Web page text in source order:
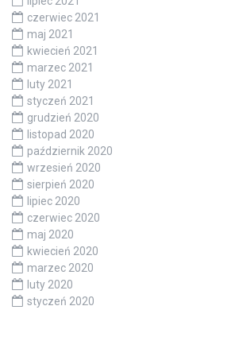
czerwiec 2021
maj 2021
kwiecień 2021
marzec 2021
luty 2021
styczeń 2021
grudzień 2020
listopad 2020
październik 2020
wrzesień 2020
sierpień 2020
lipiec 2020
czerwiec 2020
maj 2020
kwiecień 2020
marzec 2020
luty 2020
styczeń 2020